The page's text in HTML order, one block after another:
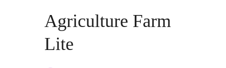
Agriculture Farm
Lite